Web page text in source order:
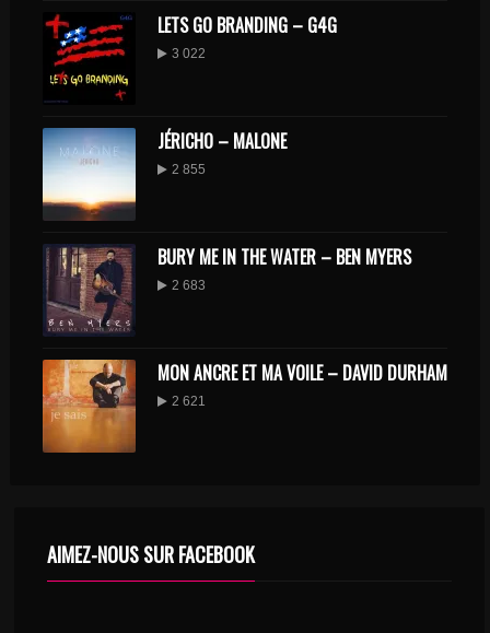
LETS GO BRANDING – G4G
3 022
JÉRICHO – MALONE
2 855
BURY ME IN THE WATER – BEN MYERS
2 683
MON ANCRE ET MA VOILE – DAVID DURHAM
2 621
AIMEZ-NOUS SUR FACEBOOK